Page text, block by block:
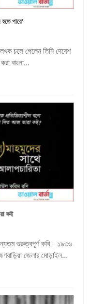
পারে’
চলে গেলেন তিনি দেবেশ
বাংলা...
কই
গুরুত্বপূর্ণ কবি। ১৯৩৬
জেলার মোড়াইল...